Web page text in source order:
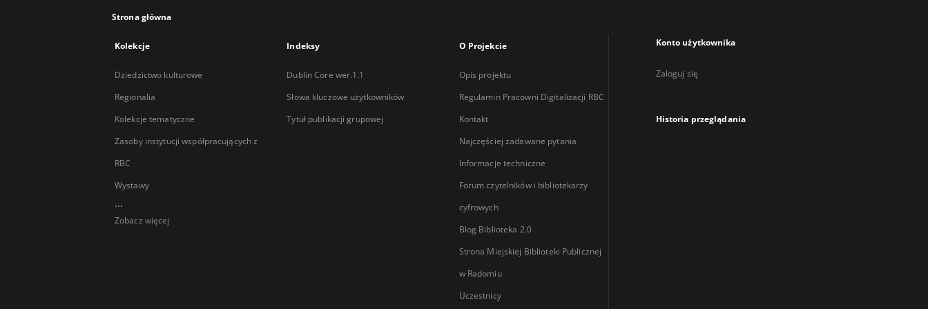
Strona główna
Kolekcje
Dziedzictwo kulturowe
Regionalia
Kolekcje tematyczne
Zasoby instytucji współpracujących z
RBC
Wystawy
...
Zobacz więcej
Indeksy
Dublin Core wer.1.1
Słowa kluczowe użytkowników
Tytuł publikacji grupowej
O Projekcie
Opis projektu
Regulamin Pracowni Digitalizacji RBC
Kontakt
Najczęściej zadawane pytania
Informacje techniczne
Forum czytelników i bibliotekarzy
cyfrowych
Blog Biblioteka 2.0
Strona Miejskiej Biblioteki Publicznej
w Radomiu
Uczestnicy
Konto użytkownika
Zaloguj się
Historia przeglądania